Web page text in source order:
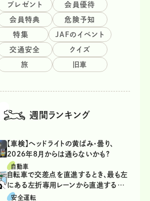
プレゼント 会員優待
会員特典 危険予知
特集 JAFのイベント
交通安全 クイズ
旅 旧車
週間ランキング
【車検】ヘッドライトの黄ばみ・曇り、
2026年8月からは通らないかも?
自動車
自転車で交差点を直進するとき、最も左
にある左折専用レーンから直進するの
は、違反？
安全運転